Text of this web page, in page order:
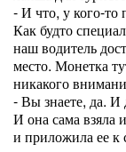
- И что, у кого-то
Как будто
наш водитель
место. Монетка
никакого
- Вы знаете, да. И
И она сама взяла
и приложила ее к